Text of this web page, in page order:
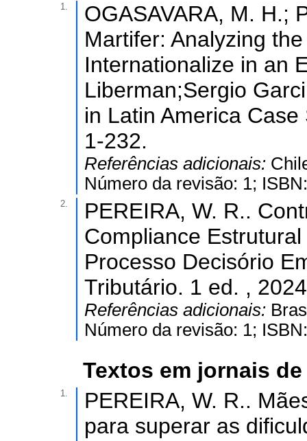
1.
OGASAVARA, M. H.;
Martifer: Analyzing
Internationalize in an
Liberman;Sergio
in Latin America
1-232.
Referências adicionais:
Número da revisão: 1;
2.
PEREIRA, W. R..
Compliance
Processo Decisório
Tributário. 1 ed. ,
Referências adicionais:
Número da revisão: 1;
Textos em jornais
1.
PEREIRA, W. R..
para superar as